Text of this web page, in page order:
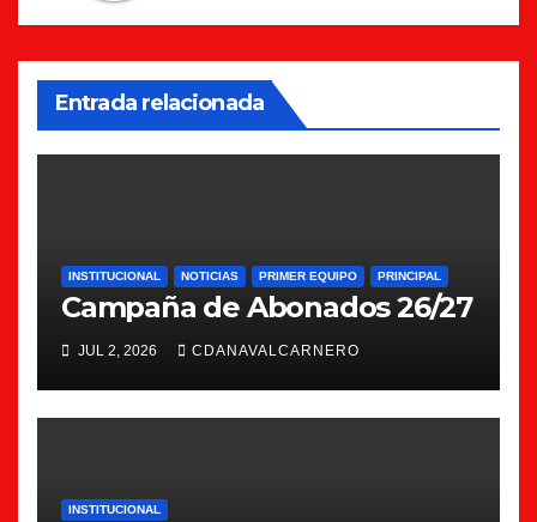
Entrada relacionada
INSTITUCIONAL NOTICIAS PRIMER EQUIPO PRINCIPAL
Campaña de Abonados 26/27
JUL 2, 2026 CDANAVALCARNERO
INSTITUCIONAL